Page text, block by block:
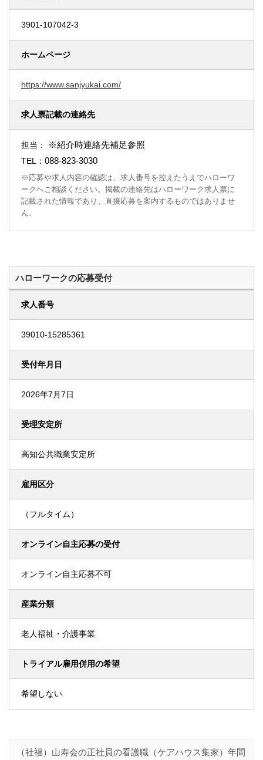
3901-107042-3
ホームページ
https://www.sanjyukai.com/
求人票記載の連絡先
担当： ※紹介時連絡先補足参照
TEL： 088-823-3030
※応募や求人内容の確認は、求人番号を控えたうえでハローワ
ークへご相談ください。掲載の連絡先はハローワーク求人票に
記載された情報であり、直接応募を案内するものではありませ
ん。
ハローワークの応募受付
求人番号
39010-15285361
受付年月日
2026年7月7日
受理安定所
高知公共職業安定所
雇用区分
（フルタイム）
オンライン自主応募の受付
オンライン自主応募不可
産業分類
老人福祉・介護事業
トライアル雇用併用の希望
希望しない
（社福）山寿会の正社員の看護職（ケアハウス集家）年間